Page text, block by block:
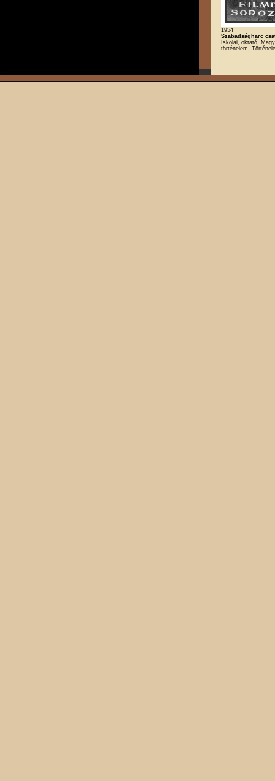
1954
Szabadságharc
Iskolai, oktató,
történelem,